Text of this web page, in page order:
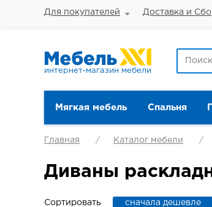
Для покупателей Доставка и
интернет-магазин мебели
Мягкая мебель Спальня
Главная Каталог мебели
Диваны
Сортировать сначала дешевле